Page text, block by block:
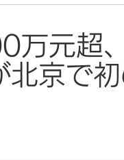
元超
北京で